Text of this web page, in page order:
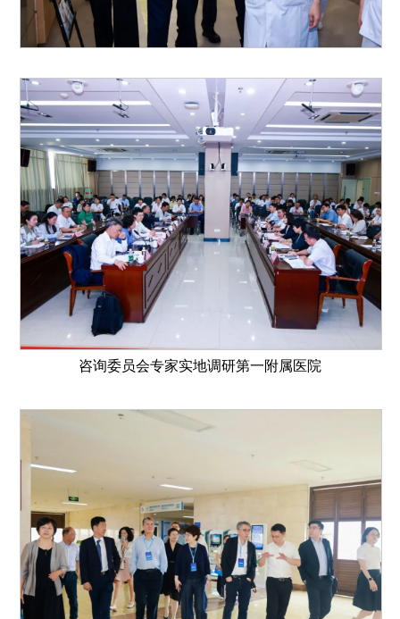
咨询委员会专家实地调研第一附属医院